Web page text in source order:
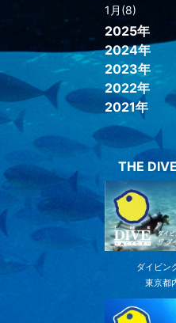
1月(8)
2025年
2024年
2023年
2022年
2021年
THE
ダイビン
東京都